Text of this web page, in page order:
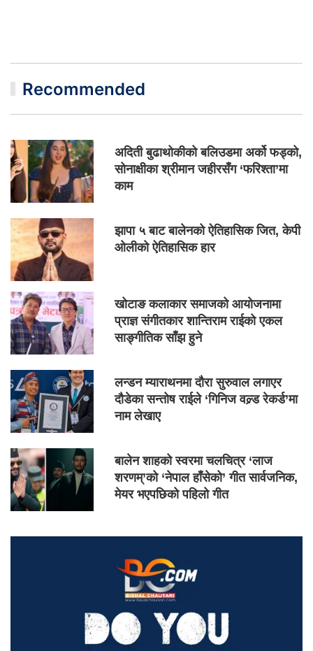
Recommended
अदिती बुढाथोकीको बलिउडमा अर्को फड्को,
सोनाक्षीका श्रीमान जहीरसँग ‘फरिश्ता’मा
काम
झापा ५ बाट बालेनको ऐतिहासिक जित, केपी
ओलीको ऐतिहासिक हार
खोटाङ कलाकार समाजको आयोजनामा
प्राज्ञ संगीतकार शान्तिराम राईको एकल
साङ्गीतिक साँझ हुने
लन्डन म्याराथनमा दौरा सुरुवाल लगाएर
दौडेका सन्तोष राईले ‘गिनिज वल्र्ड रेकर्ड’मा
नाम लेखाए
बालेन शाहको स्वरमा चलचित्र ‘लाज
शरणम्’को ‘नेपाल हाँसेको’ गीत सार्वजनिक,
मेयर भएपछिको पहिलो गीत